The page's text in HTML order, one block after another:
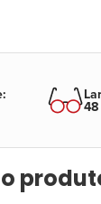
:
48